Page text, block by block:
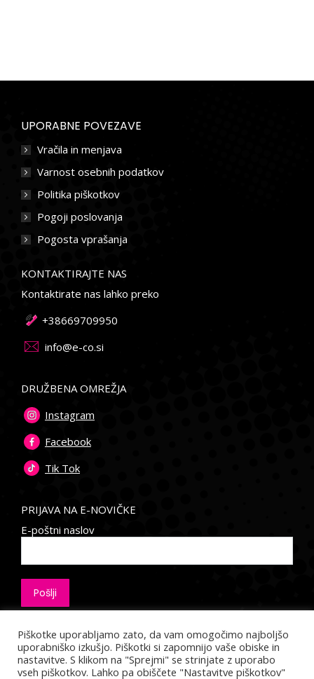
UPORABNE POVEZAVE
Vračila in menjava
Varnost osebnih podatkov
Politika piškotkov
Pogoji poslovanja
Pogosta vprašanja
KONTAKTIRAJTE NAS
Kontaktirate nas lahko preko
+38669709950
info@e-co.si
DRUŽBENA OMREŽJA
Instagram
Facebook
Tik Tok
PRIJAVA NA E-NOVIČKE
E-poštni naslov
Piškotke uporabljamo zato, da vam omogočimo najboljšo
uporabniško izkušjo. Piškotki si zapomnijo vaše obiske in
nastavitve. S klikom na "Sprejmi" se strinjate z uporabo
vseh piškotkov. Lahko pa obiščete "Nastavitve piškotkov"